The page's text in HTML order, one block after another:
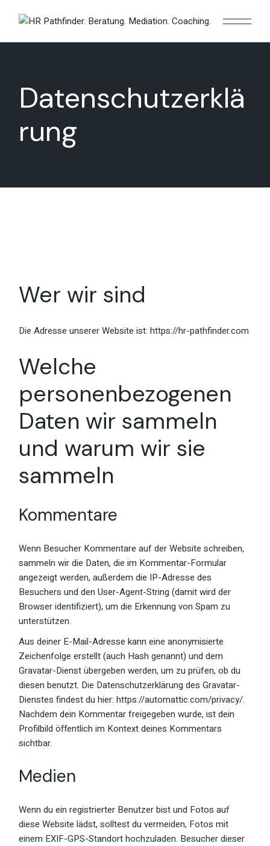
Datenschutzerklä
rung
Wer wir sind
Die Adresse unserer Website ist: https://hr-pathfinder.com
Welche
personenbezogenen
Daten wir sammeln
und warum wir sie
sammeln
Kommentare
Wenn Besucher Kommentare auf der Website schreiben,
sammeln wir die Daten, die im Kommentar-Formular
angezeigt werden, außerdem die IP-Adresse des
Besuchers und den User-Agent-String (damit wird der
Browser identifiziert), um die Erkennung von Spam zu
unterstützen.
Aus deiner E-Mail-Adresse kann eine anonymisierte
Zeichenfolge erstellt (auch Hash genannt) und dem
Gravatar-Dienst übergeben werden, um zu prüfen, ob du
diesen benutzt. Die Datenschutzerklärung des Gravatar-
Dienstes findest du hier: https://automattic.com/privacy/.
Nachdem dein Kommentar freigegeben wurde, ist dein
Profilbild öffentlich im Kontext deines Kommentars
sichtbar.
Medien
Wenn du ein registrierter Benutzer bist und Fotos auf
diese Website lädst, solltest du vermeiden, Fotos mit
einem EXIF-GPS-Standort hochzuladen. Besucher dieser